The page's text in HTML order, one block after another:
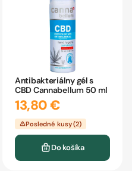
Antibakteriálny gél s
CBD Cannabellum 50 ml
13,80 €
Posledné kusy (2)
Do košíka